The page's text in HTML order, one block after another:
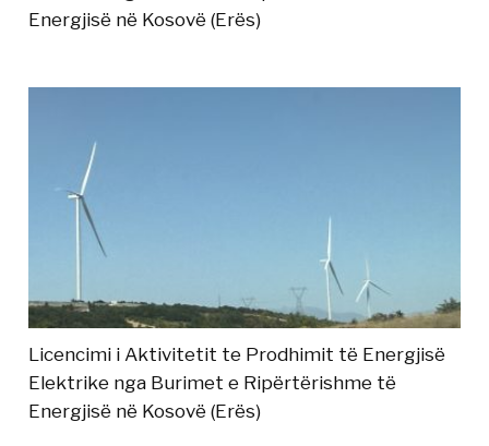
Energjisë në Kosovë (Erës)
Licencimi i Aktivitetit te Prodhimit të Energjisë
Elektrike nga Burimet e Ripërtërishme të
Energjisë në Kosovë (Erës)